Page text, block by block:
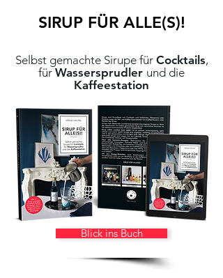
SIRUP FÜR ALLE(S)!
Selbst gemachte Sirupe für Cocktails,
für Wassersprudler und die
Kaffeestation
Blick ins Buch